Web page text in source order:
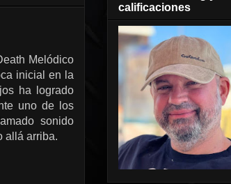
Melódico
inicial en la
ha logrado
uno de los
sonido
allá arriba.
calificaciones